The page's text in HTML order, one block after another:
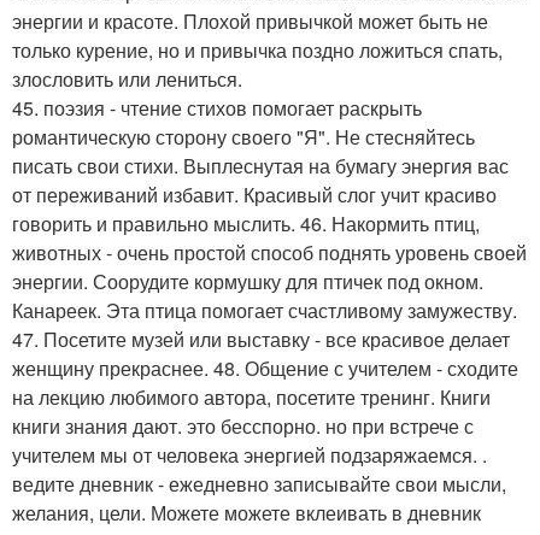
энергии и красоте. Плохой привычкой может быть не
только курение, но и привычка поздно ложиться спать,
злословить или лениться.
45. поэзия - чтение стихов помогает раскрыть
романтическую сторону своего "Я". Не стесняйтесь
писать свои стихи. Выплеснутая на бумагу энергия вас
от переживаний избавит. Красивый слог учит красиво
говорить и правильно мыслить. 46. Накормить птиц,
животных - очень простой способ поднять уровень своей
энергии. Соорудите кормушку для птичек под окном.
Канареек. Эта птица помогает счастливому замужеству.
47. Посетите музей или выставку - все красивое делает
женщину прекраснее. 48. Общение с учителем - сходите
на лекцию любимого автора, посетите тренинг. Книги
книги знания дают. это бесспорно. но при встрече с
учителем мы от человека энергией подзаряжаемся. .
ведите дневник - ежедневно записывайте свои мысли,
желания, цели. Можете можете вклеивать в дневник